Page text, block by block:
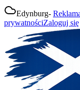
Edynburg-
prywatnościZaloguj się